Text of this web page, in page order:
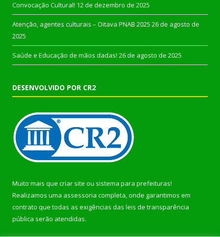
Convocação Cultural! 12 de dezembro de 2025
Atenção, agentes culturais – Oitava PNAB 2025 26 de agosto de
2025
Saúde e Educação de mãos dadas! 26 de agosto de 2025
DESENVOLVIDO POR CR2
Muito mais que criar site ou sistema para prefeituras!
Realizamos uma assessoria completa, onde garantimos em
contrato que todas as exigências das leis de transparência
pública serão atendidas.